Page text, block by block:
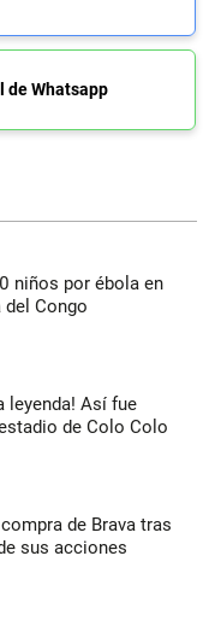
de Whatsapp
niños por ébola en
del Congo
leyenda! Así fue
de Colo Colo
de Brava tras
sus acciones